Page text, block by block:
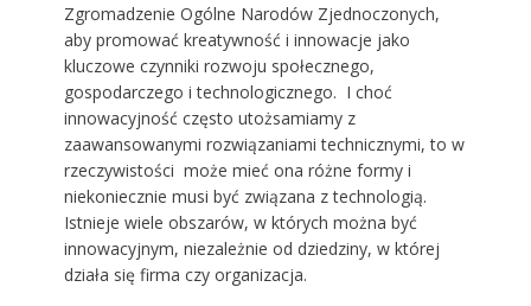
Zgromadzenie Ogólne Narodów Zjednoczonych,
aby promować kreatywność i innowacje jako
kluczowe czynniki rozwoju społecznego,
gospodarczego i technologicznego. I choć
innowacyjność często utożsamiamy z
zaawansowanymi rozwiązaniami technicznymi, to w
rzeczywistości może mieć ona różne formy i
niekoniecznie musi być związana z technologią.
Istnieje wiele obszarów, w których można być
innowacyjnym, niezależnie od dziedziny, w której
działa się firma czy organizacja.